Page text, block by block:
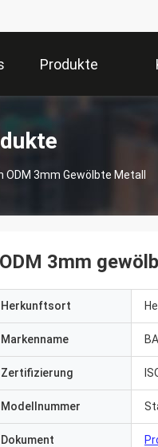
Produkte
3mm Gewölbte Metall
3mm
Herkunftsort
Markenname
Zertifizierung
Modellnummer
Dokument